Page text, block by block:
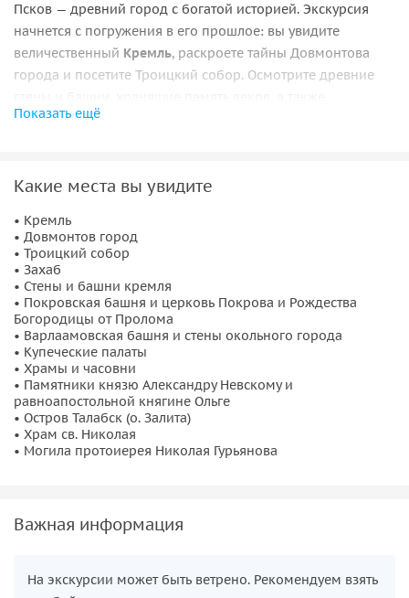
Псков — древний город с богатой историей. Экскурсия
начнется с погружения в его прошлое: вы увидите
величественный Кремль, раскроете тайны Довмонтова
города и посетите Троицкий собор. Осмотрите древние
купеческие палаты и храмы с уникальными фресками.
Затем вас ждет путешествие на катере к
островам
познакомитесь с местными храмами, северной природой
и неторопливым ритмом жизни, услышите удивительные
легенды и насладитесь живописными озерными
пейзажами.
Показать ещё
Какие места вы увидите
• Кремль
• Довмонтов город
• Троицкий собор
• Захаб
• Стены и башни кремля
• Покровская башня и церковь Покрова и Рождества
Богородицы от Пролома
• Варлаамовская башня и стены окольного города
• Купеческие палаты
• Храмы и часовни
• Памятники князю Александру Невскому и
равноапостольной княгине Ольге
• Остров Талабск (о. Залита)
• Храм св. Николая
• Могила протоиерея Николая Гурьянова
Важная информация
На экскурсии может быть ветрено. Рекомендуем взять